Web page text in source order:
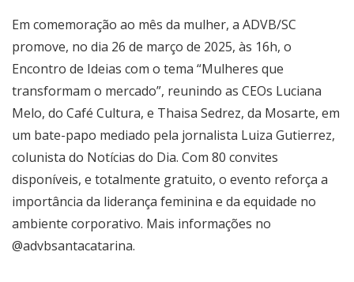
Em comemoração ao mês da mulher, a ADVB/SC
promove, no dia 26 de março de 2025, às 16h, o
Encontro de Ideias com o tema “Mulheres que
transformam o mercado”, reunindo as CEOs Luciana
Melo, do Café Cultura, e Thaisa Sedrez, da Mosarte, em
um bate-papo mediado pela jornalista Luiza Gutierrez,
colunista do Notícias do Dia. Com 80 convites
disponíveis, e totalmente gratuito, o evento reforça a
importância da liderança feminina e da equidade no
ambiente corporativo. Mais informações no
@advbsantacatarina.